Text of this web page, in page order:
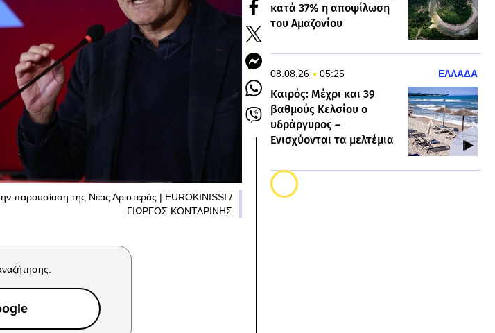
παρουσίαση της Νέας Αριστεράς | EUROKINISSI /
ΓΙΩΡΓΟΣ ΚΟΝΤΑΡΙΝΗΣ
κατά 37% η αποψίλωση
του Αμαζονίου
08.08.26 05:25 ΕΛΛΑΔΑ
Καιρός: Μέχρι και 39
βαθμούς Κελσίου ο
υδράργυρος –
Ενισχύονται τα μελτέμια